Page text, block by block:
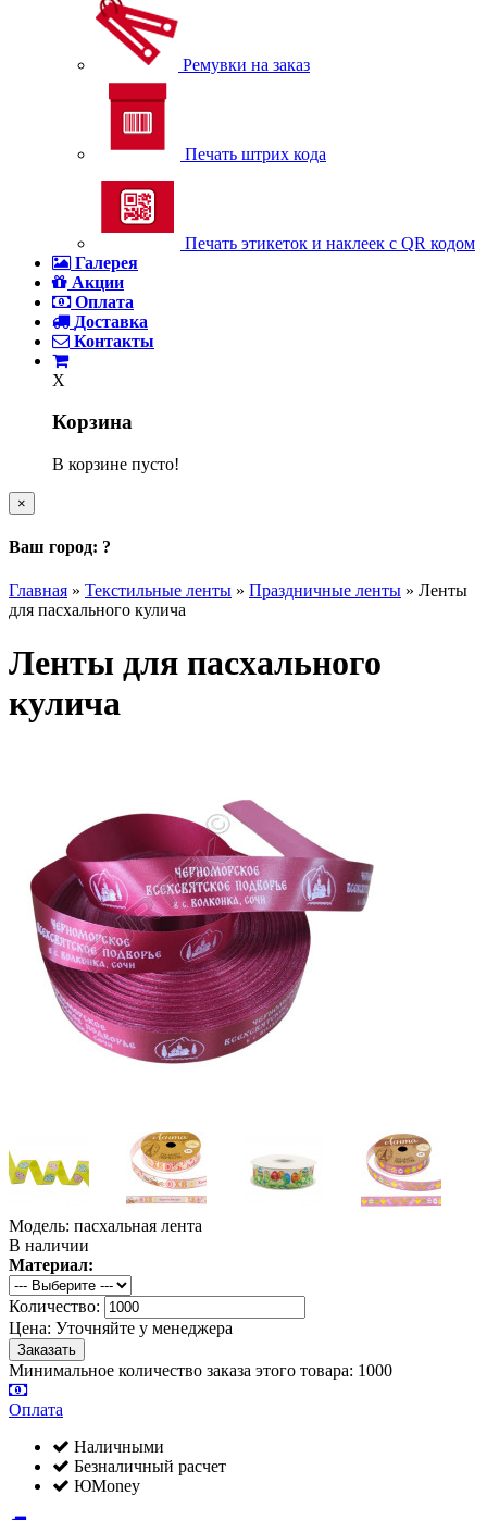
Ремувки на заказ
Печать штрих кода
Печать этикеток и наклеек с QR кодом
Галерея
Акции
Оплата
Доставка
Контакты
X
Корзина
В корзине пусто!
×
Ваш город: ?
Главная » Текстильные ленты » Праздничные ленты » Ленты
для пасхального кулича
Ленты для пасхального
кулича
Модель: пасхальная лента
В наличии
Материал:
Количество:
Цена: Уточняйте у менеджера
Минимальное количество заказа этого товара: 1000
Оплата
Наличными
Безналичный расчет
ЮMoney